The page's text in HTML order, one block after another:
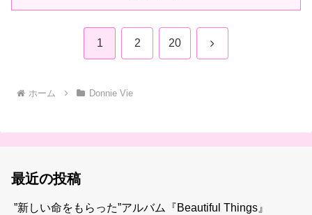
1 2 20 次
ホーム Donnie Vie
最近の投稿
”新しい命をもらった”アルバム『Beautiful Things』